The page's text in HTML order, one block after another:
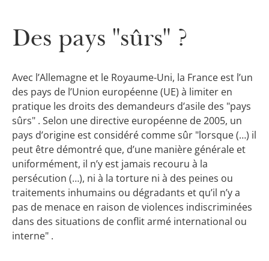
Des pays "sûrs" ?
Avec l’Allemagne et le Royaume-Uni, la France est l’un
des pays de l’Union européenne (UE) à limiter en
pratique les droits des demandeurs d’asile des "pays
sûrs" . Selon une directive européenne de 2005, un
pays d’origine est considéré comme sûr "lorsque (…) il
peut être démontré que, d’une manière générale et
uniformément, il n’y est jamais recouru à la
persécution (…), ni à la torture ni à des peines ou
traitements inhumains ou dégradants et qu’il n’y a
pas de menace en raison de violences indiscriminées
dans des situations de conflit armé international ou
interne" .